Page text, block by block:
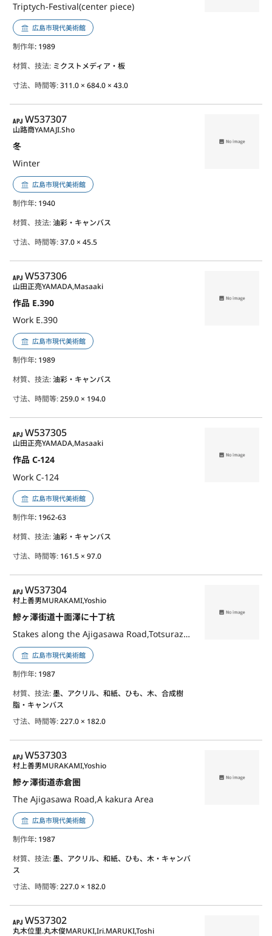
Triptych-Festival(center piece)
広島市現代美術館
制作年: 1989
材質、技法: ミクストメディア・板
寸法、時間等:311.0 × 684.0 × 43.0
APJ
W537307
冬
Winter
山路商YAMAJI.Sho
広島市現代美術館
制作年: 1940
材質、技法:油彩・キャンバス
寸法、時間等:37.0 × 45.5
APJ
W537306
作品 E.390
Work E.390
山田正亮YAMADA,Masaaki
広島市現代美術館
制作年: 1989
材質、技法:油彩・キャンバス
寸法、時間等:259.0 × 194.0
APJ
W537305
作品 C-124
Work C-124
山田正亮YAMADA,Masaaki
広島市現代美術館
制作年: 1962-63
材質、技法:油彩・キャンバス
寸法、時間等: 161.5 × 97.0
APJ
W537304
鰺ヶ澤街道十面澤に十丁杭
Stakes along the Ajigasawa Road,Totsurazawa
村上善男MURAKAMI,Yoshio
広島市現代美術館
制作年: 1987
材質、技法:墨、アクリル、和紙、ひも、木、合成樹
脂・キャンバス
寸法、時間等:227.0 × 182.0
APJ
W537303
鰺ヶ澤街道赤倉圏
The Ajigasawa Road,A kakura Area
村上善男MURAKAMI,Yoshio
広島市現代美術館
制作年: 1987
材質、技法:墨、アクリル、和紙、ひも、木・キャンバ
ス
寸法、時間等:227.0 × 182.0
APJ
W537302
丸木位里.丸木俊MARUKI,Iri.MARUKI,Toshi